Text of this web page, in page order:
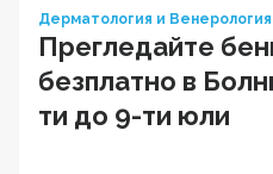
Дерматология и Венерология
Прегледайте
безплатно в
ти до 9-ти юли